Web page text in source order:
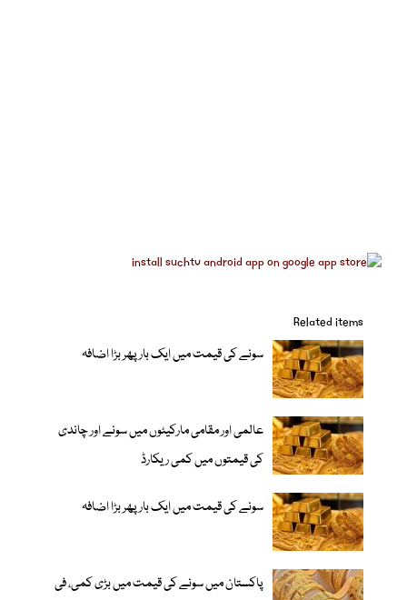
Related items
سونے کی قیمت میں ایک بار پھر بڑا اضافہ
عالمی اور مقامی مارکیٹوں میں سونے اور چاندی
کی قیمتوں میں کمی ریکارڈ
سونے کی قیمت میں ایک بار پھر بڑا اضافہ
پاکستان میں سونے کی قیمت میں بڑی کمی، فی